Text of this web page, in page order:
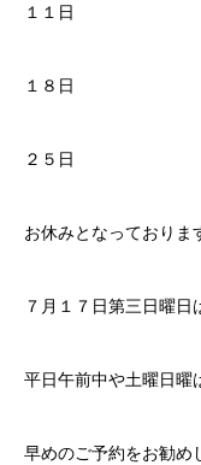
１１日
１８日
２５日
お休みとなっておりま
７月１７日第三日曜日
平日午前中や土曜日曜
早めのご予約をお勧め